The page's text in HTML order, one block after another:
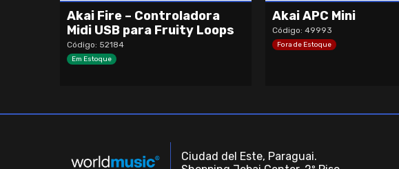
Akai Fire – Controladora
Midi USB para Fruity Loops
Código: 52184
Em Estoque
Akai APC Mini
Código: 49993
Fora de Estoque
Ciudad del Este, Paraguai.